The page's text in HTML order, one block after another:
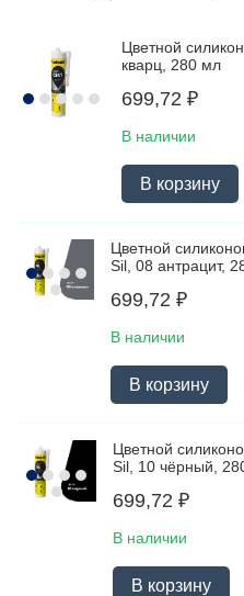
Цветной
кварц, 280 мл
699,72 ₽
В наличии
В корзину
Цветной
Sil, 08 антрацит,
699,72 ₽
В наличии
В корзину
Цветной
Sil, 10 чёрный,
699,72 ₽
В наличии
В корзину